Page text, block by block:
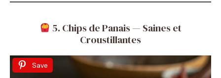
5. Chips de Panais — Saines et
Croustillantes
Save